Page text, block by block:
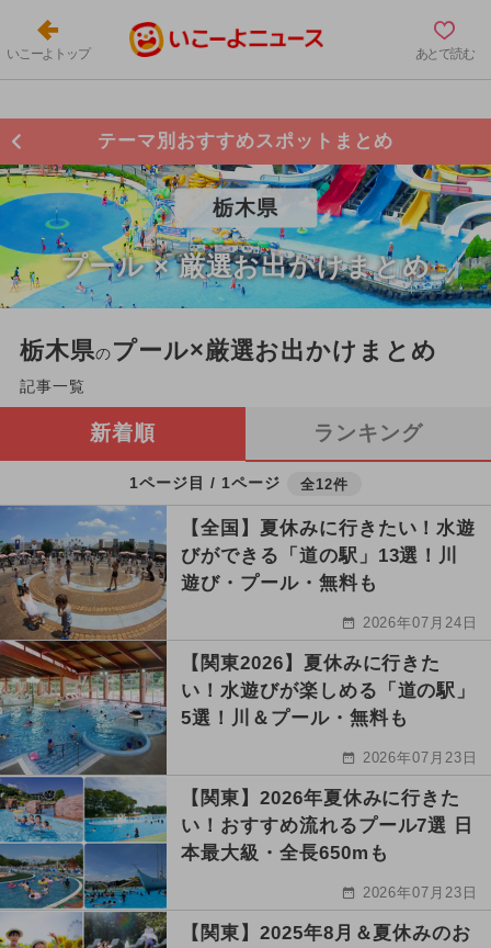
いこーよトップ あとで読む
テーマ別おすすめスポットまとめ
栃木県
プール × 厳選お出かけまとめ
栃木県のプール×厳選お出かけまとめ
記事一覧
新着順 ランキング
1ページ目 / 1ページ 全12件
【全国】夏休みに行きたい！水遊
びができる「道の駅」13選！川
遊び・プール・無料も
2026年07月24日
【関東2026】夏休みに行きた
い！水遊びが楽しめる「道の駅」
5選！川＆プール・無料も
2026年07月23日
【関東】2026年夏休みに行きた
い！おすすめ流れるプール7選 日
本最大級・全長650mも
2026年07月23日
【関東】2025年8月＆夏休みのお